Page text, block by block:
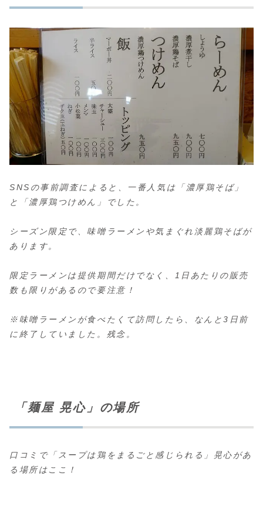
SNSの事前調査によると、一番人気は「濃厚鶏そば」
と「濃厚鶏つけめん」でした。
シーズン限定で、味噌ラーメンや気まぐれ淡麗鶏そばが
あります。
限定ラーメンは提供期間だけでなく、1日あたりの販売
数も限りがあるので要注意！
※味噌ラーメンが食べたくて訪問したら、なんと3日前
に終了していました。残念。
「麺屋 晃心」の場所
口コミで「スープは鶏をまるごと感じられる」晃心があ
る場所はここ！